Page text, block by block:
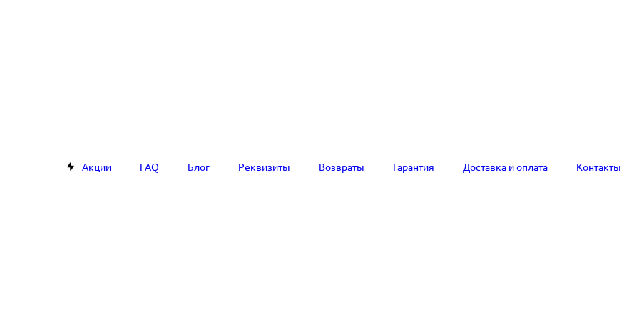
Акции FAQ Блог Реквизиты Возвраты Гарантия Доставка и оплата Контакты